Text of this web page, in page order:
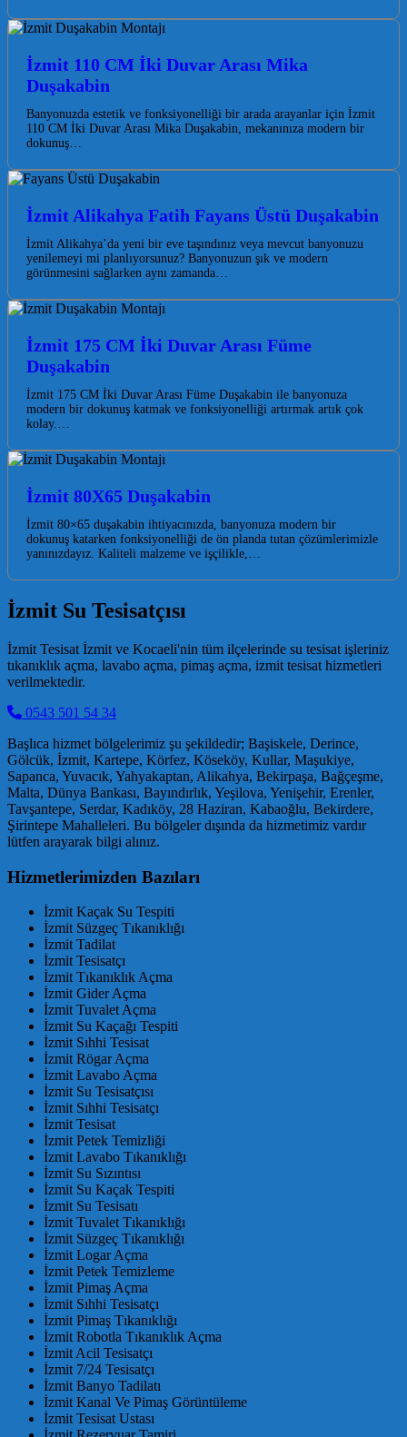
İzmit 110 CM İki Duvar Arası Mika
Duşakabin
Banyonuzda estetik ve fonksiyonelliği bir arada arayanlar için İzmit
110 CM İki Duvar Arası Mika Duşakabin, mekanınıza modern bir
dokunuş…
İzmit Alikahya Fatih Fayans Üstü Duşakabin
İzmit Alikahya’da yeni bir eve taşındınız veya mevcut banyonuzu
yenilemeyi mi planlıyorsunuz? Banyonuzun şık ve modern
görünmesini sağlarken aynı zamanda…
İzmit 175 CM İki Duvar Arası Füme
Duşakabin
İzmit 175 CM İki Duvar Arası Füme Duşakabin ile banyonuza
modern bir dokunuş katmak ve fonksiyonelliği artırmak artık çok
kolay.…
İzmit 80X65 Duşakabin
İzmit 80×65 duşakabin ihtiyacınızda, banyonuza modern bir
dokunuş katarken fonksiyonelliği de ön planda tutan çözümlerimizle
yanınızdayız. Kaliteli malzeme ve işçilikle,…
İzmit Su Tesisatçısı
İzmit Tesisat İzmit ve Kocaeli'nin tüm ilçelerinde su tesisat işleriniz
tıkanıklık açma, lavabo açma, pimaş açma, izmit tesisat hizmetleri
verilmektedir.
0543 501 54 34
Başlıca hizmet bölgelerimiz şu şekildedir; Başiskele, Derince,
Gölcük, İzmit, Kartepe, Körfez, Köseköy, Kullar, Maşukiye,
Sapanca, Yuvacık, Yahyakaptan, Alikahya, Bekirpaşa, Bağçeşme,
Malta, Dünya Bankası, Bayındırlık, Yeşilova, Yenişehir, Erenler,
Tavşantepe, Serdar, Kadıköy, 28 Haziran, Kabaoğlu, Bekirdere,
Şirintepe Mahalleleri. Bu bölgeler dışında da hizmetimiz vardır
lütfen arayarak bilgi alınız.
Hizmetlerimizden Bazıları
İzmit Kaçak Su Tespiti
İzmit Süzgeç Tıkanıklığı
İzmit Tadilat
İzmit Tesisatçı
İzmit Tıkanıklık Açma
İzmit Gider Açma
İzmit Tuvalet Açma
İzmit Su Kaçağı Tespiti
İzmit Sıhhi Tesisat
İzmit Rögar Açma
İzmit Lavabo Açma
İzmit Su Tesisatçısı
İzmit Sıhhi Tesisatçı
İzmit Tesisat
İzmit Petek Temizliği
İzmit Lavabo Tıkanıklığı
İzmit Su Sızıntısı
İzmit Su Kaçak Tespiti
İzmit Su Tesisatı
İzmit Tuvalet Tıkanıklığı
İzmit Süzgeç Tıkanıklığı
İzmit Logar Açma
İzmit Petek Temizleme
İzmit Pimaş Açma
İzmit Sıhhi Tesisatçı
İzmit Pimaş Tıkanıklığı
İzmit Robotla Tıkanıklık Açma
İzmit Acil Tesisatçı
İzmit 7/24 Tesisatçı
İzmit Banyo Tadilatı
İzmit Kanal Ve Pimaş Görüntüleme
İzmit Tesisat Ustası